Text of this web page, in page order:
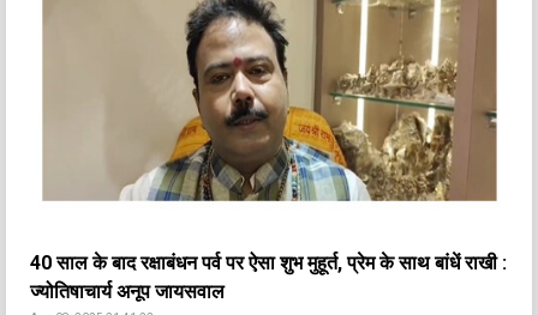
40 साल के बाद रक्षाबंधन पर्व पर ऐसा शुभ मुहूर्त, प्रेम के साथ बांधें राखी :
ज्योतिषाचार्य अनूप जायसवाल